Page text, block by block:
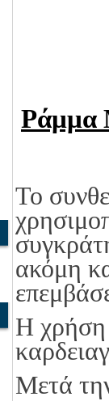
Ράμμα
Το
ακόμη
Η χρήση
Μετά